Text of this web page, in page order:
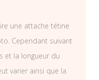
une attache tétine
Cependant suivant
et la longueur du
varier ainsi que la